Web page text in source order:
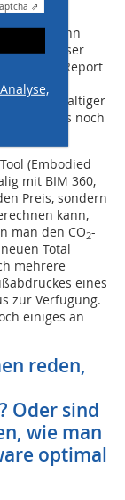
Wie kann
an dieser
Make Report
um nachhaltiger
das noch
(Embodied
mit BIM 360,
Preis, sondern
kann,
man den CO2-
Total
mehrere
eines
zur Verfügung.
einiges an
reden,
Oder sind
wie man
optimal
⇗